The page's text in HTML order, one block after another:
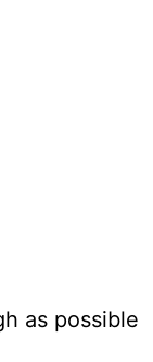
as possible